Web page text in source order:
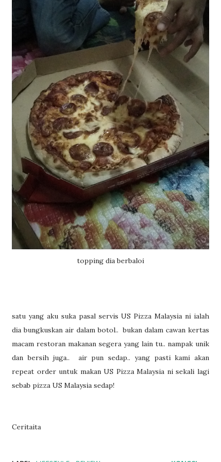
topping dia berbaloi
satu yang aku suka pasal servis US Pizza Malaysia ni ialah
dia bungkuskan air dalam botol.. bukan dalam cawan kertas
macam restoran makanan segera yang lain tu.. nampak unik
dan bersih juga.. air pun sedap.. yang pasti kami akan
repeat order untuk makan US Pizza Malaysia ni sekali lagi
sebab pizza US Malaysia sedap!
Ceritaita